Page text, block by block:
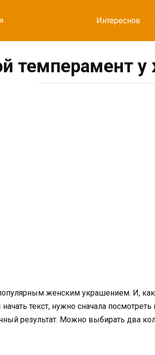
Интересное
темперамент
женским украшением. И,
текст, нужно сначала
результат. Можно выбирать два